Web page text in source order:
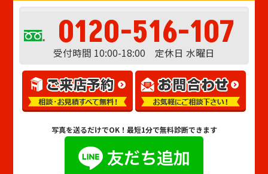
0120-516-107
受付時間 10:00-18:00 定休日 水曜日
写真を送るだけでOK！ 最短1分で無料診断できます